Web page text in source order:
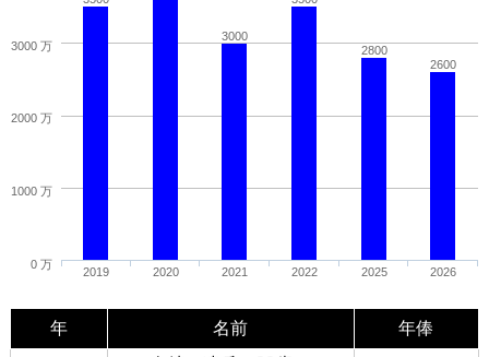
3000
2800
2600
2019 2020 2021 2022 2025 2026
0 万
1000 万
2000 万
3000 万
年 名前 年俸